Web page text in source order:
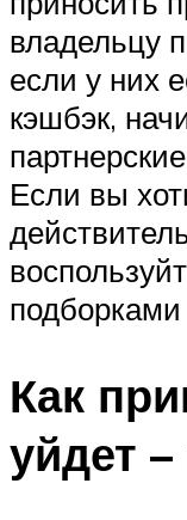
владельцу
если у них
кэшбэк,
Если вы
Как
уйдет